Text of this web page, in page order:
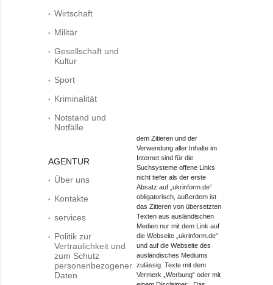
Wirtschaft
Militär
Gesellschaft und
Kultur
Sport
Kriminalität
Notstand und
Notfälle
AGENTUR
Über uns
Kontakte
services
Politik zur
Vertraulichkeit und
zum Schutz
personenbezogener
Daten
dem Zitieren und der
Verwendung aller Inhalte im
Internet sind für die
Suchsysteme offene Links
nicht tiefer als der erste
Absatz auf „ukrinform.de“
obligatorisch, außerdem ist
das Zitieren von übersetzten
Texten aus ausländischen
Medien nur mit dem Link auf
die Webseite „ukrinform.de“
und auf die Webseite des
ausländisches Mediums
zulässig. Texte mit dem
Vermerk „Werbung“ oder mit